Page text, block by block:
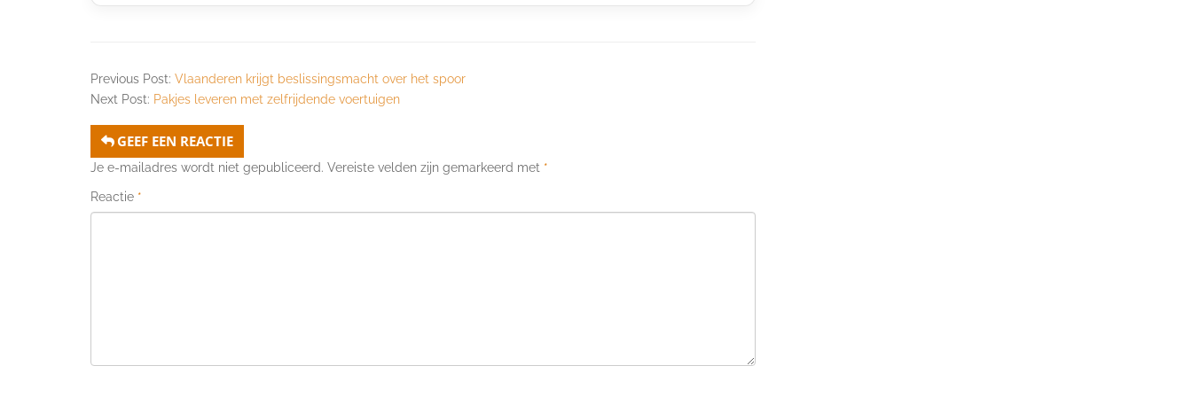
Previous Post: Vlaanderen krijgt beslissingsmacht over het spoor
Next Post: Pakjes leveren met zelfrijdende voertuigen
GEEF EEN REACTIE
Je e-mailadres wordt niet gepubliceerd. Vereiste velden zijn gemarkeerd met *
Reactie *